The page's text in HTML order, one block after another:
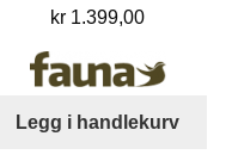
kr 1.399,00
Legg i handlekurv